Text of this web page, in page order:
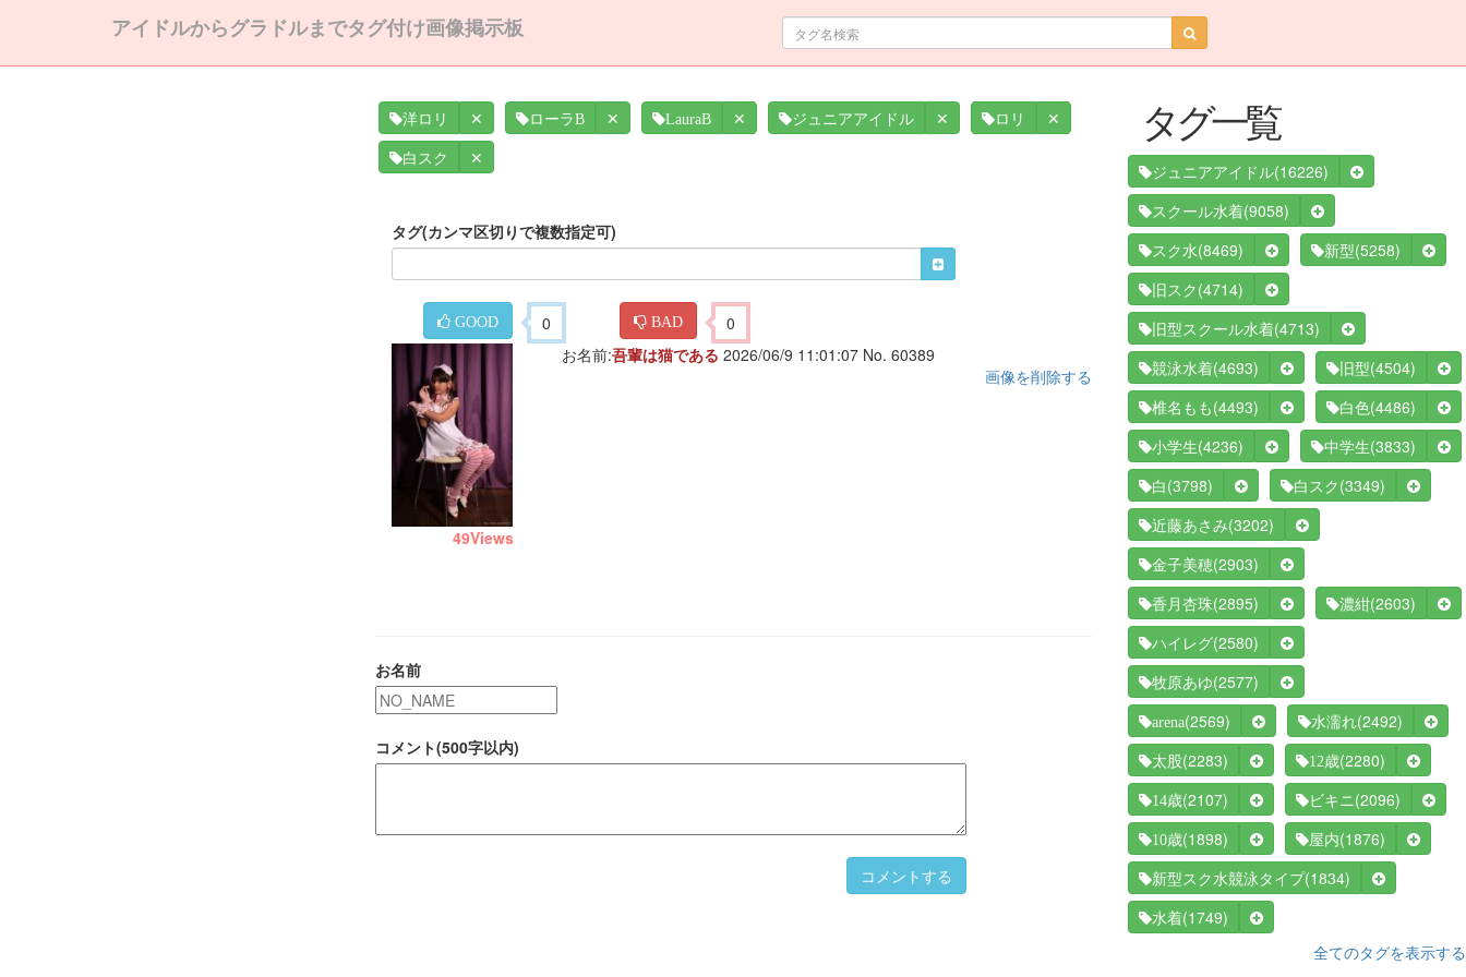
アイドルからグラドルまでタグ付け画像掲示板
洋ロリ ✕ ローラB ✕ LauraB ✕ ジュニアアイドル ✕ ロリ ✕
白スク ✕
タグ(カンマ区切りで複数指定可)
GOOD 0 BAD 0
49Views
お名前:吾輩は猫である 2026/06/9 11:01:07 No. 60389
画像を削除する
お名前
コメント(500字以内)
コメントする
タグ一覧
ジュニアアイドル(16226)
スクール水着(9058)
スク水(8469) 新型(5258)
旧スク (4714)
旧型スクール水着(4713)
競泳水着(4693) 旧型(4504)
椎名もも (4493) 白色(4486)
小学生(4236) 中学生(3833)
白 (3798) 白スク (3349)
近藤あさみ(3202)
金子美穂(2903)
香月杏珠(2895) 濃紺(2603)
ハイレグ(2580)
牧原あゆ(2577)
arena(2569) 水濡れ(2492)
太股(2283) 12歳(2280)
14歳(2107) ビキニ (2096)
10歳(1898) 屋内(1876)
新型スク水競泳タイプ(1834)
水着(1749)
全てのタグを表示する